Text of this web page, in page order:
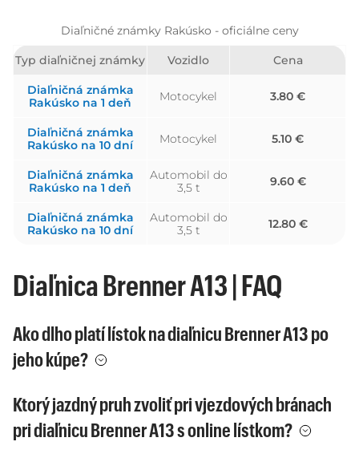
Diaľničné známky Rakúsko - oficiálne ceny
Typ diaľničnej známky Vozidlo Cena
Diaľničná známka
Rakúsko na 1 deň
Motocykel 3.80 €
Diaľničná známka
Rakúsko na 10 dní
Motocykel 5.10 €
Diaľničná známka
Rakúsko na 1 deň
Automobil do
3,5 t
9.60 €
Diaľničná známka
Rakúsko na 10 dní
Automobil do
3,5 t
12.80 €
Diaľnica Brenner A13 | FAQ
Ako dlho platí lístok na diaľnicu Brenner A13 po
jeho kúpe?
Ktorý jazdný pruh zvoliť pri vjezdových bránach
pri diaľnicu Brenner A13 s online lístkom?